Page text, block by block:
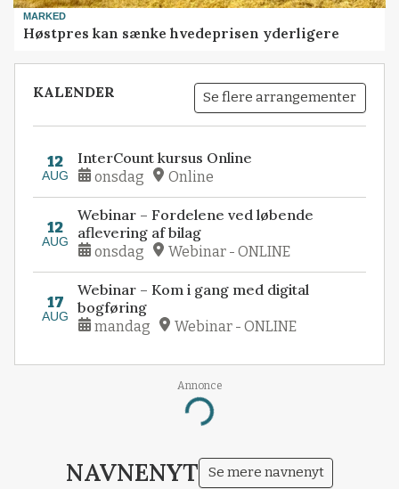
MARKED
Høstpres kan sænke hvedeprisen yderligere
KALENDER Se flere arrangementer
12
AUG
InterCount kursus Online
onsdag Online
12
AUG
Webinar – Fordelene ved løbende
aflevering af bilag
onsdag Webinar - ONLINE
17
AUG
Webinar – Kom i gang med digital
bogføring
mandag Webinar - ONLINE
Annonce
Loading...
NAVNENYT Se mere navnenyt